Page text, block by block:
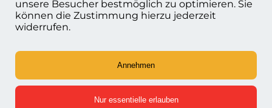
unsere Besucher bestmöglich zu optimieren. Sie
können die Zustimmung hierzu jederzeit
widerrufen.
Annehmen
Nur essentielle erlauben
Impressum
Datenschutzerklärung